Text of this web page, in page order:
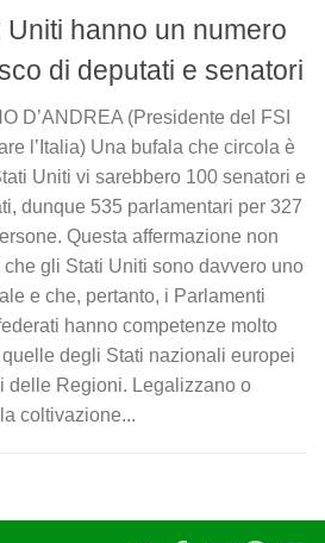
Uniti hanno un numero
di deputati e senatori
D’ANDREA (Presidente del FSI
l’Italia) Una bufala che circola è
Uniti vi sarebbero 100 senatori e
dunque 535 parlamentari per 327
Questa affermazione non
che gli Stati Uniti sono davvero uno
e che, pertanto, i Parlamenti
hanno competenze molto
degli Stati nazionali europei
delle Regioni. Legalizzano o
coltivazione...